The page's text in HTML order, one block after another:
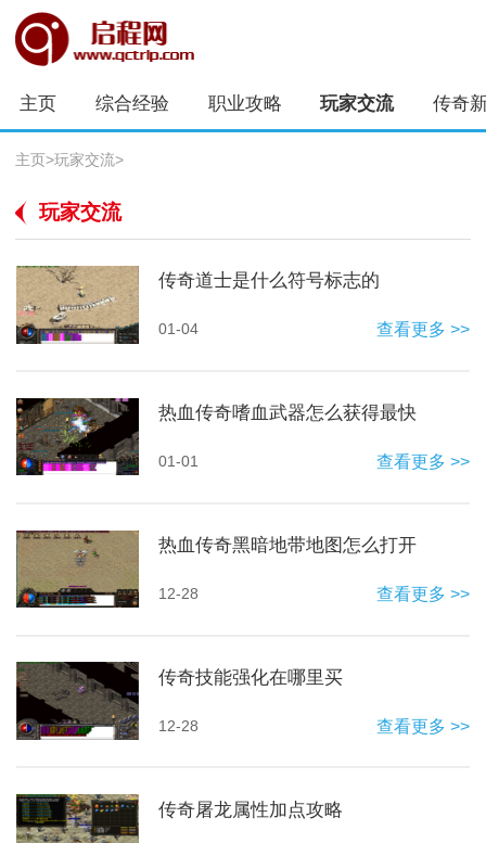
主页 综合经验 职业攻略 玩家交流 传奇
主页>玩家交流>
玩家交流
传奇道士是什么符号标志的
01-04 查看更多 >>
热血传奇嗜血武器怎么获得最快
01-01 查看更多 >>
热血传奇黑暗地带地图怎么打开
12-28 查看更多 >>
传奇技能强化在哪里买
12-28 查看更多 >>
传奇屠龙属性加点攻略